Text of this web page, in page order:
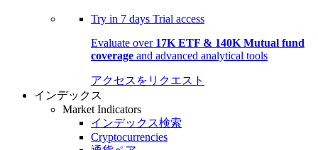
Try in 7 days Trial access
Evaluate over 17K ETF & 140K Mutual fund
coverage and advanced analytical tools
アクセスをリクエスト
インデックス
Market Indicators
インデックス検索
Cryptocurrencies